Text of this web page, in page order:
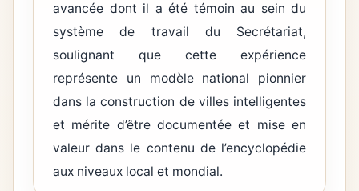
avancée dont il a été témoin au sein du
système de travail du Secrétariat,
soulignant que cette expérience
représente un modèle national pionnier
dans la construction de villes intelligentes
et mérite d’être documentée et mise en
valeur dans le contenu de l’encyclopédie
aux niveaux local et mondial.